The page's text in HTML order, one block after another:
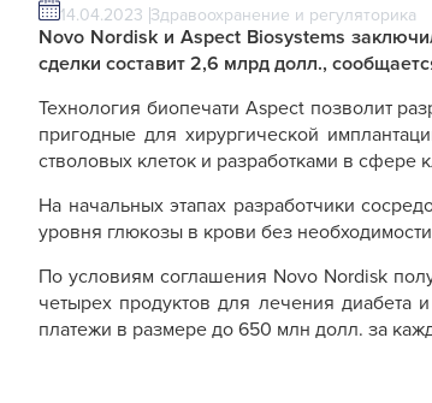
14.04.2023 Здравоохранение и регуляторика
Novo Nordisk и Aspect Biosystems
сделки составит 2,6 млрд долл.,
Технология биопечати Aspect позволит
пригодные для хирургической
стволовых клеток и разработками в сфере
На начальных этапах разработчики
уровня глюкозы в крови без
По условиям соглашения Novo Nordisk
четырех продуктов для лечения
платежи в размере до 650 млн долл. за